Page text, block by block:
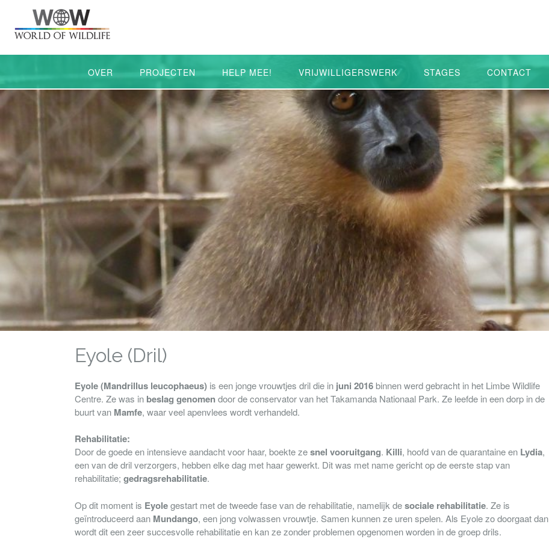
OVER PROJECTEN HELP MEE! VRIJWILLIGERSWERK STAGES CONTACT
Eyole (Dril)
Eyole (Mandrillus leucophaeus) is een jonge vrouwtjes dril die in juni 2016binnen werd gebracht in het Limbe Wildlife
Centre. Ze was in beslag genomendoor de conservator van het Takamanda Nationaal Park. Ze leefde in een dorp in de
buurt van Mamfe, waar veel apenvlees wordt verhandeld.
Rehabilitatie:
Door de goede en intensieve aandacht voor haar, boekte zesnel vooruitgang. Killi, hoofd van de quarantaine en Lydia,
een van de dril verzorgers, hebben elke dag met haar gewerkt. Dit was met name gericht op de eerste stap van
rehabilitatie; gedragsrehabilitatie.
Op dit moment is Eyolegestart met de tweede fase van de rehabilitatie, namelijk desociale rehabilitatie. Ze is
geïntroduceerd aan Mundango, een jong volwassen vrouwtje. Samen kunnen ze uren spelen. Als Eyole zo doorgaat dan
wordt dit een zeer succesvolle rehabilitatie en kan ze zonder problemen opgenomen worden in de groep drils.